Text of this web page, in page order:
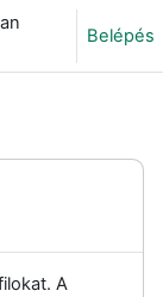
Belépés
A